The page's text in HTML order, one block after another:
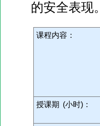
的安全表现。
课程内容：
授课期 (小时)：